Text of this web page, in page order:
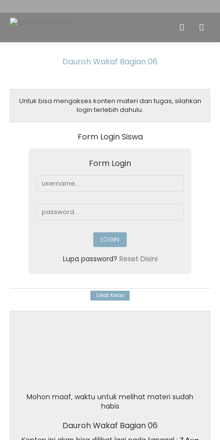
Dauroh Wakaf Bagian 06
Untuk bisa mengakses konten materi dan tugas, silahkan
login terlebih dahulu.
Form Login Siswa
Form Login
Lupa password? Reset Disini
Mohon maaf, waktu untuk melihat materi sudah
habis
Dauroh Wakaf Bagian 06